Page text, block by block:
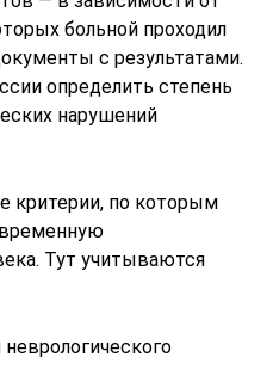
больной проходил
с результатами.
определить степень
нарушений
критерии, по которым
Тут учитываются